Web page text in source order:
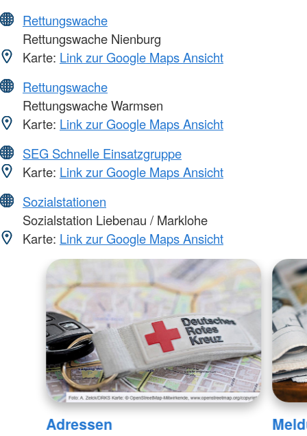
Rettungswache
Rettungswache Nienburg
Karte: Link zur Google Maps Ansicht
Rettungswache
Rettungswache Warmsen
Karte: Link zur Google Maps Ansicht
SEG Schnelle Einsatzgruppe
Karte: Link zur Google Maps Ansicht
Sozialstationen
Sozialstation Liebenau / Marklohe
Karte: Link zur Google Maps Ansicht
Adressen